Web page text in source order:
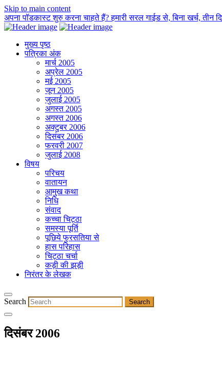
Skip to main content
अपना पॉडकास्ट शुरु करना चाहते हैं? हमारी सरल गाईड से, बिना खर्च, तीन
मुख्य पृष्ठ
पत्रिका अंक
मार्च 2005
अप्रेल 2005
मई 2005
जून 2005
जुलाई 2005
अगस्त 2005
अगस्त 2006
अक्टुबर 2006
दिसंबर 2006
फरवरी 2007
जुलाई 2008
विषय
परिचय
वातायन
आमुख कथा
निधि
संवाद
कच्चा चिट्ठा
समस्या पूर्ति
पूछिये फुरसतिया से
हास परिहास
चिट्ठा चर्चा
कड़ी की झड़ी
निरंतर के लेखक
Search
दिसंबर 2006